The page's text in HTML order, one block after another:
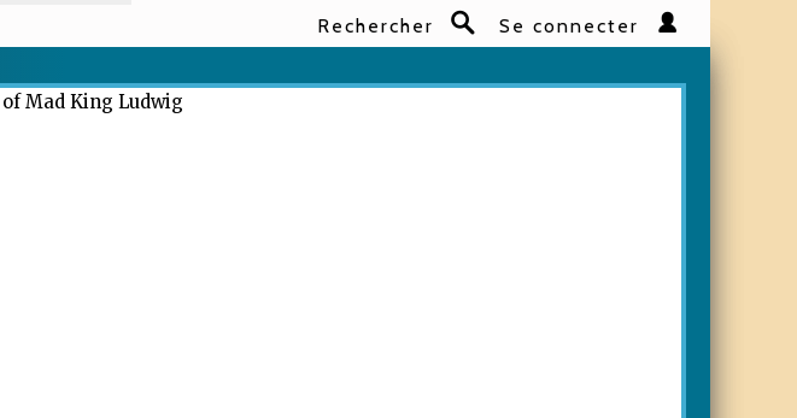
Rechercher Se connecter